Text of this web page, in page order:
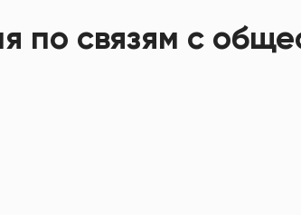
по связям с